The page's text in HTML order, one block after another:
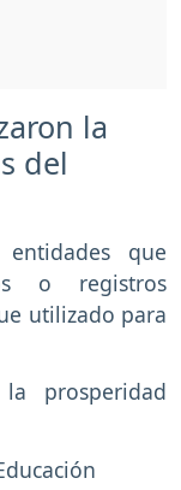
la
del
que
o registros
utilizado para
prosperidad